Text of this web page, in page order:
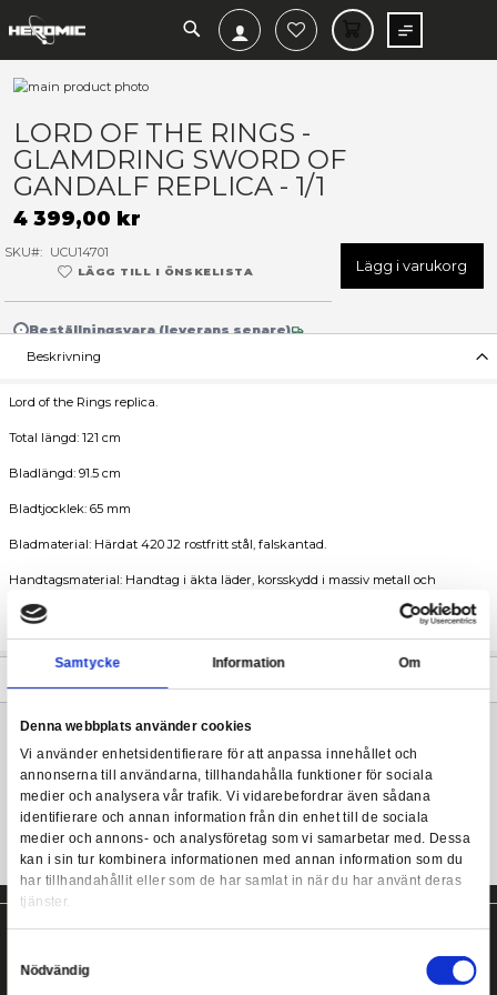
Samtycke Information
Denna webbplats använder cookies
annonserna till användarna, tillhandahålla funktioner för
SEARCH
LORD OF THE RINGS -
GLAMDRING SWORD OF
GANDALF REPLICA - 1/1
4 399,00 kr
LÄGG TILL I ÖNSKELISTA Lägg
Beställningsvara (leverans senare)
Beskrivning
Lord of the Rings replica.
Total längd: 121 cm
Bladlängd: 91.5 cm
Bladtjocklek: 65 mm
Handtagsmaterial: Handtag i äkta läder, korsskydd i massiv
pommel, antik metallfinish, graverade alv runor, rått-svans
Plack: 10 tum x 16-5 / 8 tum x 3/4 tum trä, silkscreenade
Mer information
till
slutet
av
bildgalleriet
Lord of the Rings - Glamdring Sword of Gandalf
Hoppa
till
början
av
bildgalleriet